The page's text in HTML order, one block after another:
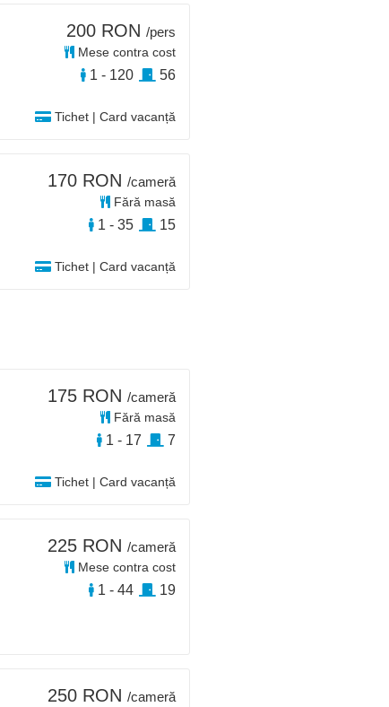
Tichet | Card vacanță
200 RON /pers
Mese contra cost
1 - 120 56
Tichet | Card vacanță
170 RON /cameră
Fără masă
1 - 35 15
Tichet | Card vacanță
175 RON /cameră
Fără masă
1 - 17 7
225 RON /cameră
Mese contra cost
1 - 44 19
250 RON /cameră